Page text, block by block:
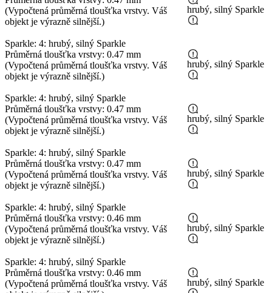
(Vypočtená průměrná tloušťka vrstvy. Váš
objekt je výrazně silnější.)
Sparkle: 4: hrubý, silný Sparkle
hrubý, silný Sparkle
Průměrná tloušťka vrstvy: 0.47 mm
(Vypočtená průměrná tloušťka vrstvy. Váš
objekt je výrazně silnější.)
Sparkle: 4: hrubý, silný Sparkle
hrubý, silný Sparkle
Průměrná tloušťka vrstvy: 0.47 mm
(Vypočtená průměrná tloušťka vrstvy. Váš
objekt je výrazně silnější.)
Sparkle: 4: hrubý, silný Sparkle
hrubý, silný Sparkle
Průměrná tloušťka vrstvy: 0.47 mm
(Vypočtená průměrná tloušťka vrstvy. Váš
objekt je výrazně silnější.)
Sparkle: 4: hrubý, silný Sparkle
hrubý, silný Sparkle
Průměrná tloušťka vrstvy: 0.46 mm
(Vypočtená průměrná tloušťka vrstvy. Váš
objekt je výrazně silnější.)
Sparkle: 4: hrubý, silný Sparkle
hrubý, silný Sparkle
Průměrná tloušťka vrstvy: 0.46 mm
(Vypočtená průměrná tloušťka vrstvy. Váš
hrubý, silný Sparkle